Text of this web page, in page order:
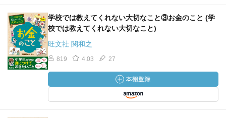
学校では教えてくれない大切なこと③お金のこと (学
校では教えてくれない大切なこと)
旺文社 関和之
819 4.03 27